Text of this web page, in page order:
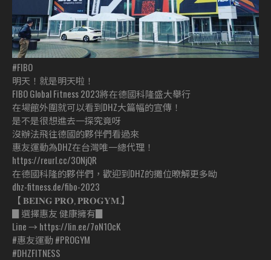
#FIBO
明天！就是明天啦！
FIBO Global Fitness 2023將在德國科隆盛大舉行
在場館外圍就可以看到DHZ大篇幅的宣傳！
是不是很想進去一探究竟呀
沒辦法飛往德國的夥伴們看過來
惠友運動為DHZ在台灣唯一總代理！
https://reurl.cc/3ONjQR
在德國科隆的夥伴們，歡迎到DHZ的攤位暸解更多呦
dhz-fitness.de/fibo-2023
【 𝐁𝐄𝐈𝐍𝐆 𝐏𝐑𝐎, 𝐏𝐑𝐎𝐆𝐘𝐌.】
▊選擇惠友 健康擁有▊
Line → https://lin.ee/7oN1OcK
#惠友運動 #PROGYM
#DHZFITNESS